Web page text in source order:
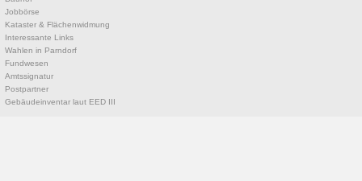
Jobbörse
Kataster & Flächenwidmung
Interessante Links
Wahlen in Parndorf
Fundwesen
Amtssignatur
Postpartner
Gebäudeinventar laut EED III